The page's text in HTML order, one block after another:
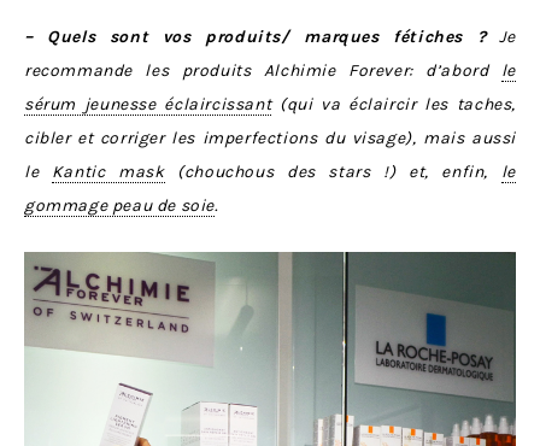
– Quels sont vos produits/ marques fétiches ?Je
recommande les produits Alchimie Forever: d’abord le
sérum jeunesse éclaircissant(qui va éclaircir les taches,
cibler et corriger les imperfections du visage), mais aussi
le Kantic mask(chouchous des stars !) et, enfin, le
gommage peau de soie.